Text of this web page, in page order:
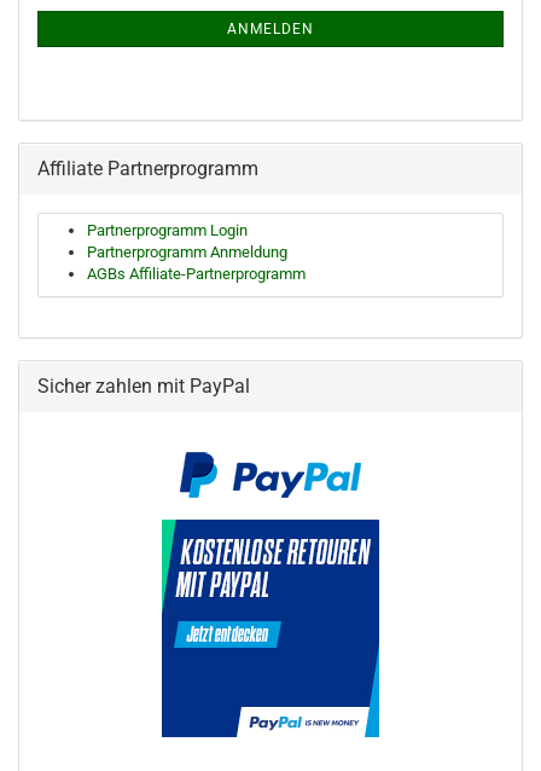
ANMELDEN
Affiliate Partnerprogramm
Partnerprogramm Login
Partnerprogramm Anmeldung
AGBs Affiliate-Partnerprogramm
Sicher zahlen mit PayPal